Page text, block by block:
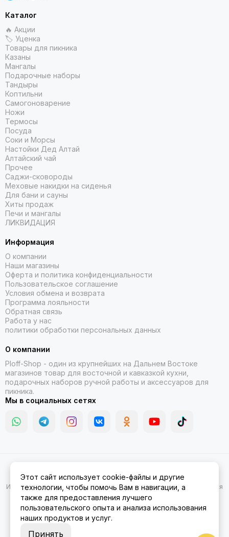
Каталог
🔥 Акции
🏷 Уценка
Товары для пикника
Казаны
Мангалы
Подарочные наборы
Тандыры
Коптильни
Самогоноварение
Ножи
Термосы
Посуда
Соки и Морсы
Настойки Дед Алтай
Алтайский чай
Прочее
Саджи-сковороды
Меховые накидки на сиденья
Для бани и сауны
Хиты продаж
Печи и мангалы
ЛИКВИДАЦИЯ
Информация
О компании
Наши магазины
Оферта и политика конфиденциальности
Пользовательское соглашение
Условия обмена и возврата
Программа лояльности
Обратная связь
Работа у нас
политики обработки персональных данных
О компании
Ploff-Shop - один из крупнейших на Дальнем Востоке
магазинов товар для восточной и кавказкой кухни,
подарочных наборов ручной работы и аксессуаров для
пикника.
Мы в социальных сетях
Амуре.Карта сайта
Информация на сайте носит ознакомительный характер и не является
публичной офертой.
Этот сайт использует cookie-файлы и другие
технологии, чтобы помочь Вам в навигации, а
также для предоставления лучшего
пользовательского опыта и анализа использования
наших продуктов и услуг.
Принять